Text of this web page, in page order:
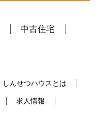
中古住宅
しんせつハウスとは
求人情報